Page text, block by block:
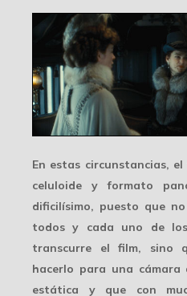
En estas circunstancias,
celuloide yformato
dificilísimo, puesto que
todos y cada uno de
transcurre el film, sino
hacerlo para una cámara
estática y que con